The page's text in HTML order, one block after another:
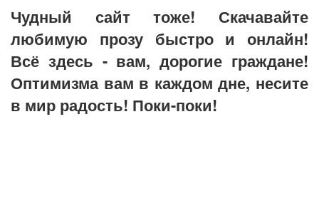
Чудный сайт тоже! Скачавайте
любимую прозу быстро и онлайн!
Всё здесь - вам, дорогие граждане!
Оптимизма вам в каждом дне, несите
в мир радость! Поки-поки!